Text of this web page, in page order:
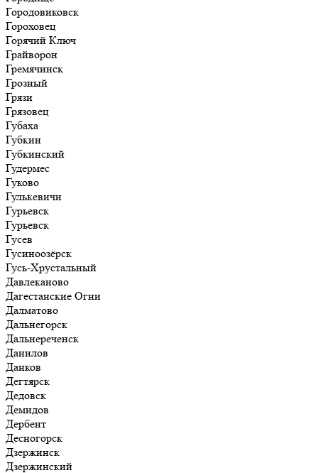
Городовиковск
Гороховец
Горячий Ключ
Грайворон
Гремячинск
Грозный
Грязи
Грязовец
Губаха
Губкин
Губкинский
Гудермес
Гуково
Гулькевичи
Гурьевск
Гурьевск
Гусев
Гусиноозёрск
Гусь-Хрустальный
Давлеканово
Дагестанские Огни
Далматово
Дальнегорск
Дальнереченск
Данилов
Данков
Дегтярск
Дедовск
Демидов
Дербент
Десногорск
Дзержинск
Дзержинский